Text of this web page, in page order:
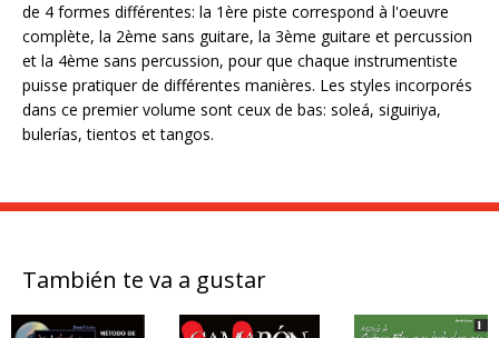
de 4 formes différentes: la 1ère piste correspond à l'oeuvre
complète, la 2ème sans guitare, la 3ème guitare et percussion
et la 4ème sans percussion, pour que chaque instrumentiste
puisse pratiquer de différentes manières. Les styles incorporés
dans ce premier volume sont ceux de bas: soleá, siguiriya,
bulerías, tientos et tangos.
También te va a gustar